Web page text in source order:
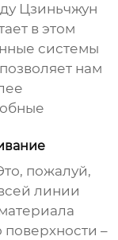
Цзиньчжун
в этом
системы
нам
пожалуй,
линии
поверхности –